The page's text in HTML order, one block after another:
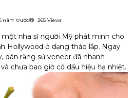
năm trước 265 Views
một nha sĩ người Mỹ phát minh cho
Hollywood ở dạng tháo lắp. Ngay
dán răng sứ veneer đã nhanh
chưa bao giờ có dấu hiệu hạ nhiệt.